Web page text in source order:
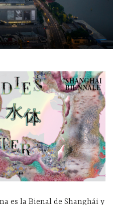
es la Bienal de Shanghái y